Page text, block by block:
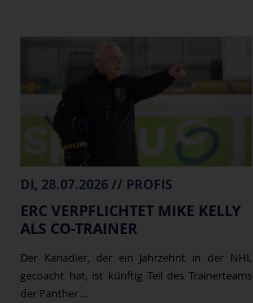
DI, 28.07.2026 // PROFIS
ERC VERPFLICHTET MIKE KELLY
ALS CO-TRAINER
Der Kanadier, der ein Jahrzehnt in der NHL
gecoacht hat, ist künftig Teil des Trainerteams
der Panther ...